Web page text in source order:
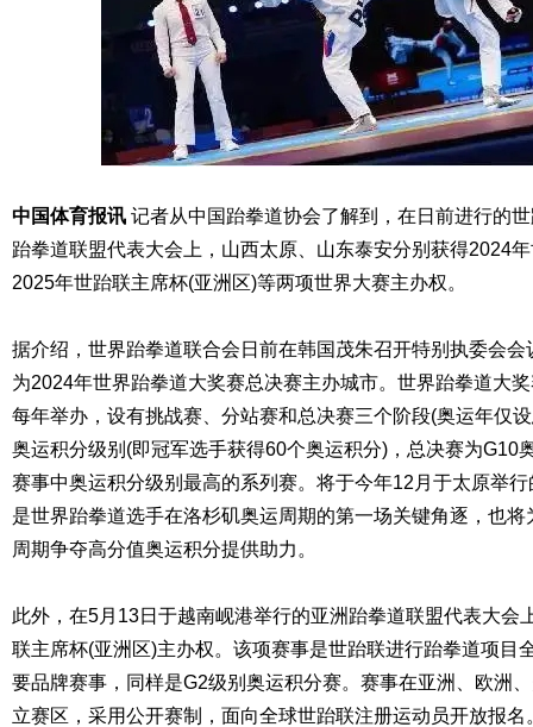
中国体育报讯 记者从中国跆拳道协会了解到，在日前进行的
跆拳道联盟代表大会上，山西太原、山东泰安分别获得2024
2025年世跆联主席杯(亚洲区)等两项世界大赛主办权。
据介绍，世界跆拳道联合会日前在韩国茂朱召开特别执委会
为2024年世界跆拳道大奖赛总决赛主办城市。世界跆拳道大
每年举办，设有挑战赛、分站赛和总决赛三个阶段(奥运年仅
奥运积分级别(即冠军选手获得60个奥运积分)，总决赛为G10
赛事中奥运积分级别最高的系列赛。将于今年12月于太原举
是世界跆拳道选手在洛杉矶奥运周期的第一场关键角逐，也
周期争夺高分值奥运积分提供助力。
此外，在5月13日于越南岘港举行的亚洲跆拳道联盟代表大会
联主席杯(亚洲区)主办权。该项赛事是世跆联进行跆拳道项目
要品牌赛事，同样是G2级别奥运积分赛。赛事在亚洲、欧洲
立赛区，采用公开赛制，面向全球世跆联注册运动员开放报